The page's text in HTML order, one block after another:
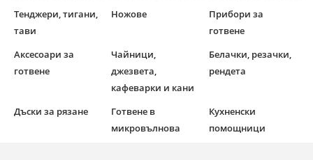
Тенджери, тигани,
тави
Ножове
Прибори за
готвене
Аксесоари за
готвене
Чайници,
джезвета,
кафеварки и кани
Белачки, резачки,
рендета
Дъски за рязане
Готвене в
микровълнова
Кухненски
помощници